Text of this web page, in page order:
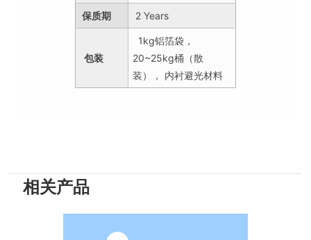
保质期 2 Years
包装
1kg铝箔袋，
20~25kg桶（散
装）， 内衬避光材料
相关产品